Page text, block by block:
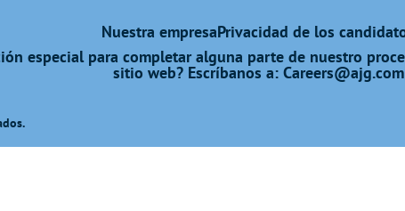
Nuestra empresaPrivacidad de los
especial para completar alguna parte de nuestro
sitio web? Escríbanos a: Careers@ajg.com